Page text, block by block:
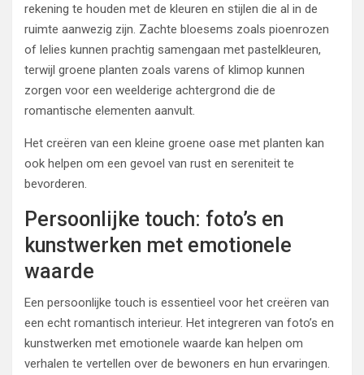
rekening te houden met de kleuren en stijlen die al in de
ruimte aanwezig zijn. Zachte bloesems zoals pioenrozen
of lelies kunnen prachtig samengaan met pastelkleuren,
terwijl groene planten zoals varens of klimop kunnen
zorgen voor een weelderige achtergrond die de
romantische elementen aanvult.
Het creëren van een kleine groene oase met planten kan
ook helpen om een gevoel van rust en sereniteit te
bevorderen.
Persoonlijke touch: foto’s en
kunstwerken met emotionele
waarde
Een persoonlijke touch is essentieel voor het creëren van
een echt romantisch interieur. Het integreren van foto’s en
kunstwerken met emotionele waarde kan helpen om
verhalen te vertellen over de bewoners en hun ervaringen.